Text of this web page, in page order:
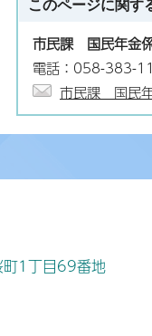
このページに関す
市民課 国民年金
電話：058-383-
市民課 国民年
1丁目69番地